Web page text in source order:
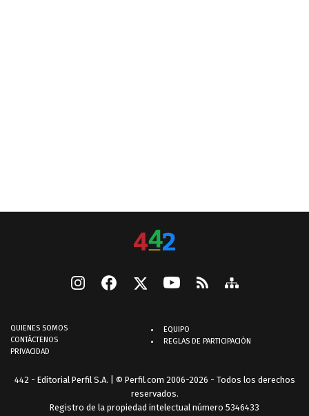
QUIENES SOMOS
CONTÁCTENOS
PRIVACIDAD
EQUIPO
REGLAS DE PARTICIPACIÓN
442 - Editorial Perfil S.A. | © Perfil.com 2006-2026 - Todos los derechos
reservados.
Registro de la propiedad intelectual número 5346433